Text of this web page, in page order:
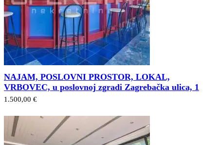
NAJAM, POSLOVNI PROSTOR, LOKAL,
VRBOVEC, u poslovnoj zgradi Zagrebačka ulica, 1
1.500,00 €